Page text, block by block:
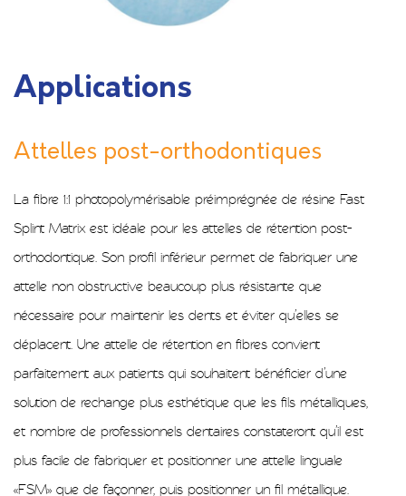
Applications
Attelles post-orthodontiques
La fibre 1:1 photopolymérisable préimprégnée de résine Fast
Splint Matrix est idéale pour les attelles de rétention post-
orthodontique. Son profil inférieur permet de fabriquer une
attelle non obstructive beaucoup plus résistante que
nécessaire pour maintenir les dents et éviter qu’elles se
déplacent. Une attelle de rétention en fibres convient
parfaitement aux patients qui souhaitent bénéficier d’une
solution de rechange plus esthétique que les fils métalliques,
et nombre de professionnels dentaires constateront qu’il est
plus facile de fabriquer et positionner une attelle linguale
«FSM» que de façonner, puis positionner un fil métallique.